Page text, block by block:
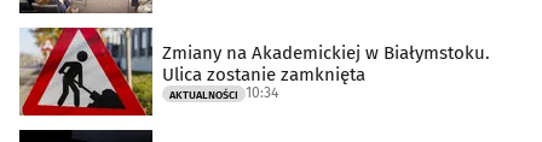
Zmiany na Akademickiej w Białymstoku.
Ulica zostanie zamknięta
AKTUALNOŚCI 10:34